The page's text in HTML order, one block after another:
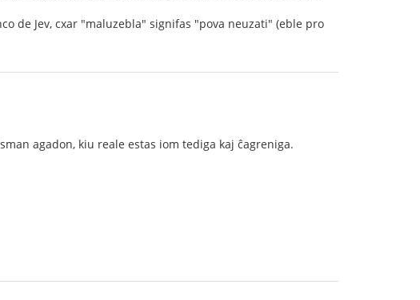
de Jev, cxar "maluzebla" signifas "pova neuzati" (eble pro
agadon, kiu reale estas iom tediga kaj ĉagreniga.